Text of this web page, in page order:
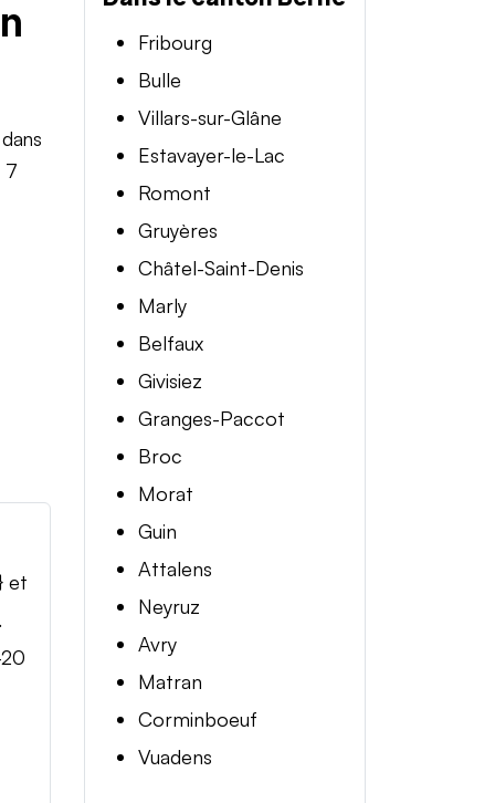
7
et
Fribourg
Bulle
Villars-sur-Glâne
Estavayer-le-Lac
Romont
Gruyères
Châtel-Saint-Denis
Marly
Belfaux
Givisiez
Granges-Paccot
Broc
Morat
Guin
Attalens
Neyruz
Avry
Matran
Corminboeuf
Vuadens